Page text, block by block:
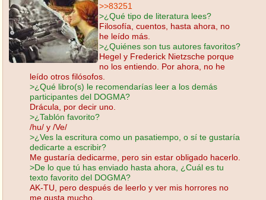
>>83251
>¿Qué tipo de literatura lees?
Filosofía, cuentos, hasta ahora, no
he leído más.
>¿Quiénes son tus autores favoritos?
Hegel y Frederick Nietzsche porque
no los entiendo. Por ahora, no he
leído otros filósofos.
>¿Qué libro(s) le recomendarías leer a los demás
participantes del DOGMA?
Drácula, por decir uno.
>¿Tablón favorito?
/hu/ y /Ve/
>¿Ves la escritura como un pasatiempo, o sí te gustaría
dedicarte a escribir?
Me gustaría dedicarme, pero sin estar obligado hacerlo.
>De lo que tú has enviado hasta ahora, ¿Cuál es tu
texto favorito del DOGMA?
AK-TU, pero después de leerlo y ver mis horrores no
me gusta mucho.